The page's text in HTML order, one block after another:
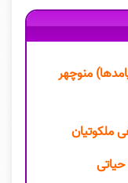
منوچهر
ملکوتیان
حیاتی